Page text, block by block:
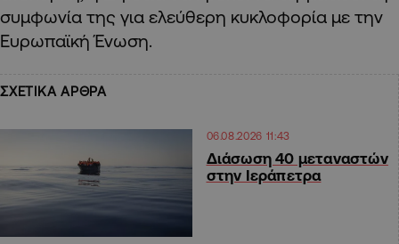
συμφωνία της για ελεύθερη κυκλοφορία με την
Ευρωπαϊκή Ένωση.
ΣΧΕΤΙΚΑ ΑΡΘΡΑ
06.08.2026 11:43
Διάσωση 40 μεταναστών
στην Ιεράπετρα